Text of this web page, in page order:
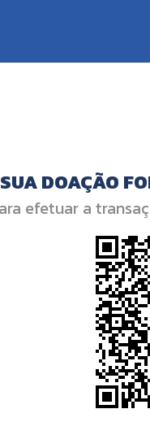
SUA DOAÇÃO
efetuar a